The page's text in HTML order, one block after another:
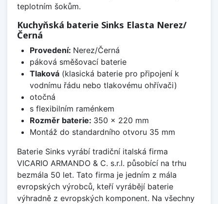
teplotním šokům.
Kuchyňská baterie Sinks Elasta Nerez/
Černá
Provedení: Nerez/Černá
páková směšovací baterie
Tlaková(klasická baterie pro připojení k
vodnímu řádu nebo tlakovému ohřívači)
otočná
s flexibilním raménkem
Rozměr baterie: 350 x 220 mm
Montáž do standardního otvoru 35 mm
Baterie Sinks vyrábí tradiční italská firma
VICARIO ARMANDO & C. s.r.l. působící na trhu
bezmála 50 let. Tato firma je jedním z mála
evropských výrobců, kteří vyrábějí baterie
výhradně z evropských komponent. Na všechny